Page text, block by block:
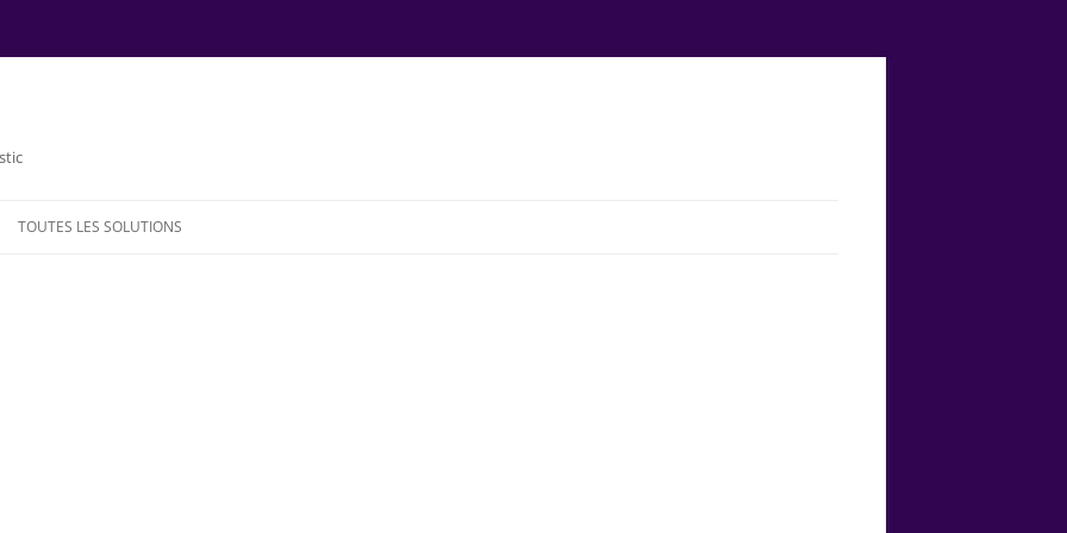
TOUTES LES SOLUTIONS